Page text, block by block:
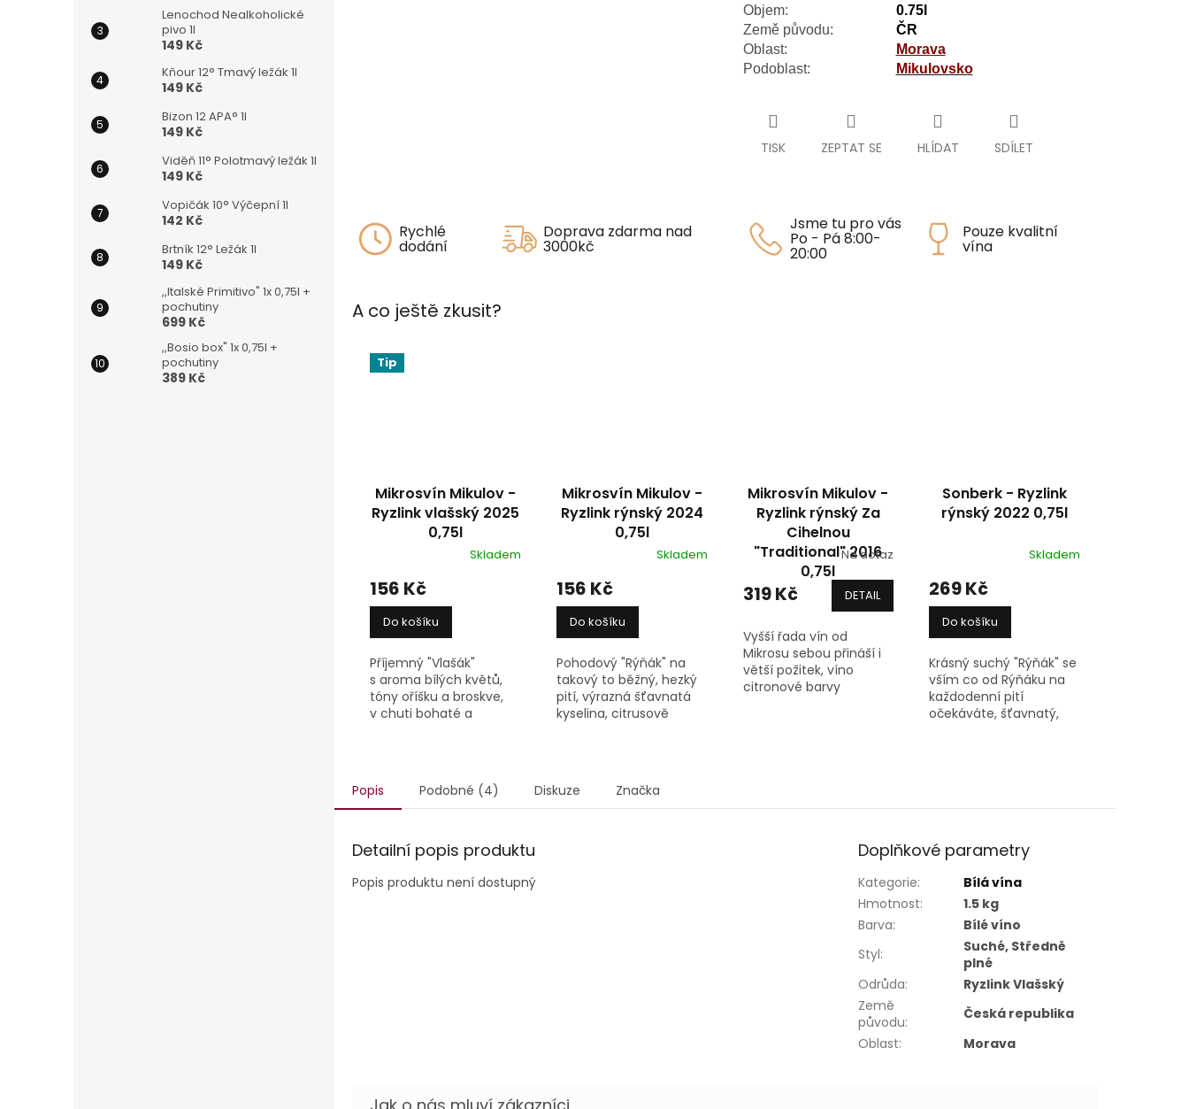
Lenochod Nealkoholické
pivo 1l
149 Kč
Kňour 12° Tmavý ležák 1l
149 Kč
Bizon 12 APA° 1l
149 Kč
Viděň 11° Polotmavý ležák 1l
149 Kč
Vopičák 10° Výčepní 1l
142 Kč
Brtník 12° Ležák 1l
149 Kč
,,Italské Primitivo" 1x 0,75l +
pochutiny
699 Kč
,,Bosio box" 1x 0,75l +
pochutiny
389 Kč
Objem:
0.75l
Země původu:
ČR
Oblast:
Morava
Podoblast:
Mikulovsko
TISK ZEPTAT SE HLÍDAT SDÍLET
Rychlé
dodání
Doprava zdarma nad
3000kč
Jsme tu pro vás
Po - Pá 8:00-
20:00
Pouze kvalitní
vína
A co ještě zkusit?
Tip
Mikrosvín Mikulov -
Ryzlink vlašský 2025
0,75l
Skladem
156 Kč
Do košíku
Příjemný "Vlašák"
s aroma bílých květů,
tóny oříšku a broskve,
v chuti bohaté a
prostě paráda,
easy2drink...
Mikrosvín Mikulov -
Ryzlink rýnský 2024
0,75l
Skladem
156 Kč
Do košíku
Pohodový "Rýňák" na
takový to běžný, hezký
pití, výrazná šťavnatá
kyselina, citrusově
Barva: bílé víno...
Mikrosvín Mikulov -
Ryzlink rýnský Za
Cihelnou
"Traditional" 2016
0,75l
Na dotaz
319 Kč DETAIL
Vyšší řada vín od
Mikrosu sebou přináší i
větší požitek, víno
citronové barvy
Sonberk - Ryzlink
rýnský 2022 0,75l
Skladem
269 Kč
Do košíku
Krásný suchý "Rýňák" se
vším co od Rýňáku na
každodenní pití
očekáváte, šťavnatý,
Popis Podobné (4) Diskuze Značka
Detailní popis produktu
Popis produktu není dostupný
Doplňkové parametry
Kategorie:
Bílá vína
Hmotnost:
1.5 kg
Barva:
Bílé víno
Styl:
Suché, Středně
plné
Odrůda:
Ryzlink Vlašský
Země
původu:
Česká republika
Oblast: Morava